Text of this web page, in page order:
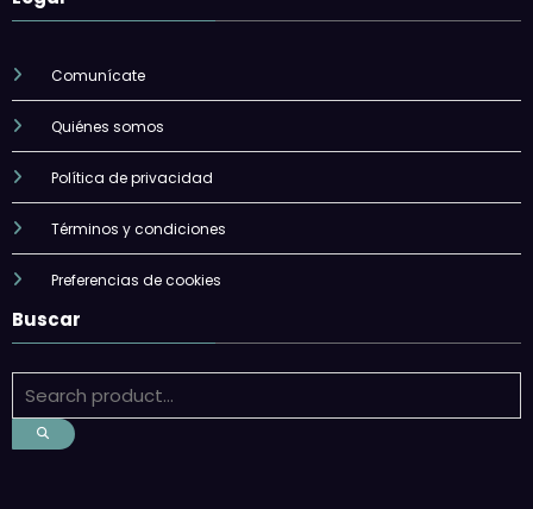
Comunícate
Quiénes somos
Política de privacidad
Términos y condiciones
Preferencias de cookies
Buscar